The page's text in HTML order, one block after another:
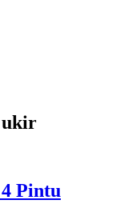
ukir
Pintu